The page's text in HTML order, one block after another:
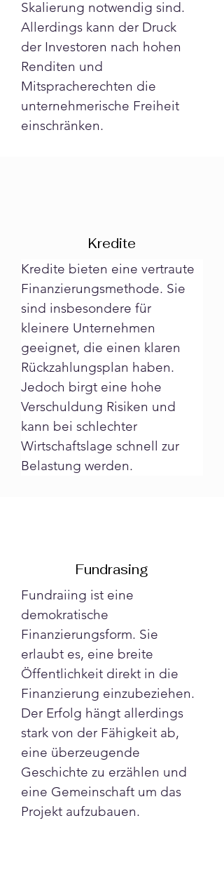
Skalierung notwendig sind.
Allerdings kann der Druck
der Investoren nach hohen
Renditen und
Mitspracherechten die
unternehmerische Freiheit
einschränken.
Kredite
Kredite bieten eine vertraute
Finanzierungsmethode. Sie
sind insbesondere für
kleinere Unternehmen
geeignet, die einen klaren
Rückzahlungsplan haben.
Jedoch birgt eine hohe
Verschuldung Risiken und
kann bei schlechter
Wirtschaftslage schnell zur
Belastung werden.
Fundrasing
Fundraiing ist eine
demokratische
Finanzierungsform. Sie
erlaubt es, eine breite
Öffentlichkeit direkt in die
Finanzierung einzubeziehen.
Der Erfolg hängt allerdings
stark von der Fähigkeit ab,
eine überzeugende
Geschichte zu erzählen und
eine Gemeinschaft um das
Projekt aufzubauen.